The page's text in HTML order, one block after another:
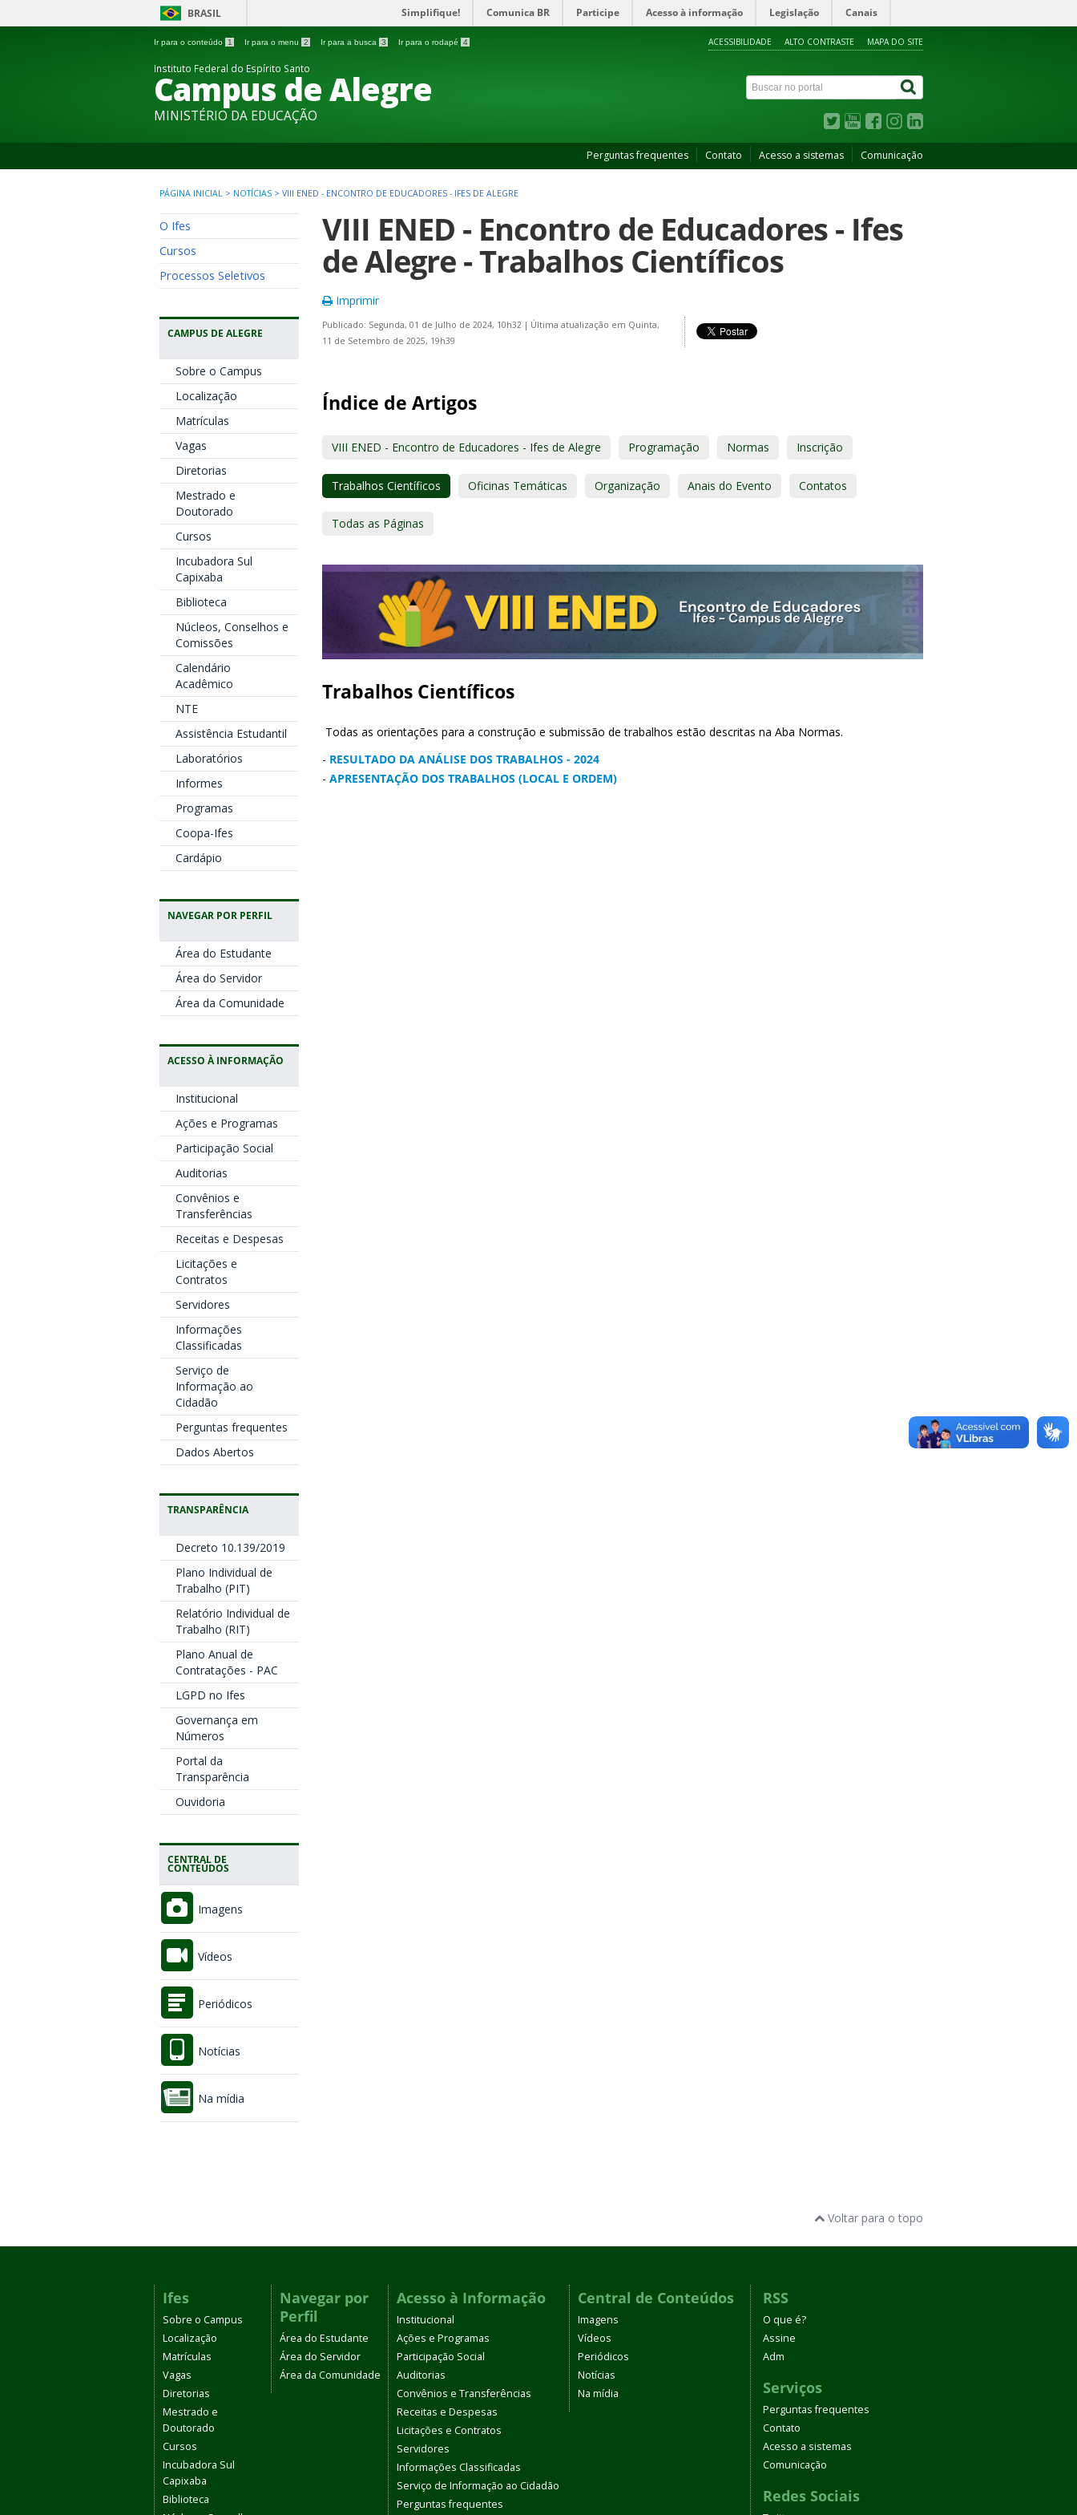
BRASIL Simplifique! Comunica BR Participe Acesso à informação Legislação Canais
Ir para o conteúdo 1 Ir para o menu 2 Ir para a busca 3 Ir para o rodapé 4 ACESSIBILIDADE ALTO CONTRASTE MAPA DO SITE
Instituto Federal do Espírito Santo
Campus de Alegre
MINISTÉRIO DA EDUCAÇÃO
Perguntas frequentes Contato Acesso a sistemas Comunicação
PÁGINA INICIAL > NOTÍCIAS > VIII ENED - ENCONTRO DE EDUCADORES - IFES DE ALEGRE
O Ifes
Cursos
Processos Seletivos
CAMPUS DE ALEGRE
Sobre o Campus
Localização
Matrículas
Vagas
Diretorias
Mestrado e
Doutorado
Cursos
Incubadora Sul
Capixaba
Biblioteca
Núcleos, Conselhos e
Comissões
Calendário
Acadêmico
NTE
Assistência Estudantil
Laboratórios
Informes
Programas
Coopa-Ifes
Cardápio
NAVEGAR POR PERFIL
Área do Estudante
Área do Servidor
Área da Comunidade
ACESSO À INFORMAÇÃO
Institucional
Ações e Programas
Participação Social
Auditorias
Convênios e
Transferências
Receitas e Despesas
Licitações e
Contratos
Servidores
Informações
Classificadas
Serviço de
Informação ao
Cidadão
Perguntas frequentes
Dados Abertos
TRANSPARÊNCIA
Decreto 10.139/2019
Plano Individual de
Trabalho (PIT)
Relatório Individual de
Trabalho (RIT)
Plano Anual de
Contratações - PAC
LGPD no Ifes
Governança em
Números
Portal da
Transparência
Ouvidoria
CENTRAL DE
CONTEÚDOS
Imagens
Vídeos
Periódicos
Notícias
Na mídia
VIII ENED - Encontro de Educadores - Ifes
de Alegre - Trabalhos Científicos
Imprimir
Publicado: Segunda, 01 de Julho de 2024, 10h32 | Última atualização em Quinta,
11 de Setembro de 2025, 19h39
Índice de Artigos
VIII ENED - Encontro de Educadores - Ifes de Alegre Programação Normas Inscrição
Trabalhos Científicos Oficinas Temáticas Organização Anais do Evento Contatos
Todas as Páginas
Trabalhos Científicos
Todas as orientações para a construção e submissão de trabalhos estão descritas na Aba Normas.
- RESULTADO DA ANÁLISE DOS TRABALHOS - 2024
- APRESENTAÇÃO DOS TRABALHOS (LOCAL E ORDEM)
Voltar para o topo
Ifes
Sobre o Campus
Localização
Matrículas
Vagas
Diretorias
Mestrado e
Doutorado
Cursos
Incubadora Sul
Capixaba
Biblioteca
Navegar por
Perfil
Área do Estudante
Área do Servidor
Área da Comunidade
Acesso à Informação
Institucional
Ações e Programas
Participação Social
Auditorias
Convênios e Transferências
Receitas e Despesas
Licitações e Contratos
Servidores
Informações Classificadas
Serviço de Informação ao Cidadão
Perguntas frequentes
Central de Conteúdos
Imagens
Vídeos
Periódicos
Notícias
Na mídia
RSS
O que é?
Assine
Adm
Serviços
Perguntas frequentes
Contato
Acesso a sistemas
Comunicação
Redes Sociais